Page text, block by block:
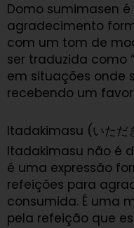
Domo sumimasen
agradecimento
com um tom de
ser traduzida como
em situações onde
recebendo um favor.
Itadakimasu (いただ
Itadakimasu não é
é uma expressão
refeições para
consumida. É uma
pela refeição que